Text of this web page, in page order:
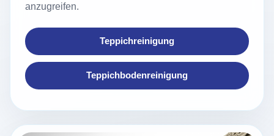
anzugreifen.
Teppichreinigung
Teppichbodenreinigung